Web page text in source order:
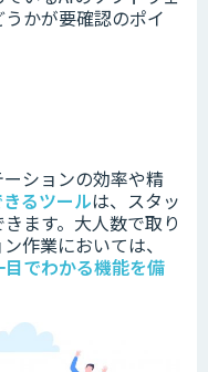
かが要確認のポイ
ションの効率や精
るツールは、スタッ
ます。 大人数で取り
作業においては、
でわかる機能を備